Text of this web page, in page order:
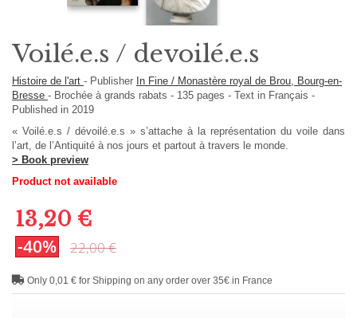
Voilé.e.s / devoilé.e.s
Histoire de l'art - Publisher In Fine / Monastère royal de Brou, Bourg-en-
Bresse - Brochée à grands rabats - 135 pages - Text in Français -
Published in 2019
« Voilé.e.s / dévoilé.e.s » s’attache à la représentation du voile dans
l’art, de l’Antiquité à nos jours et partout à travers le monde.
> Book preview
Product not available
13,20 €
-40% 22,00 €
Only 0,01 € for Shipping on any order over 35€ in France